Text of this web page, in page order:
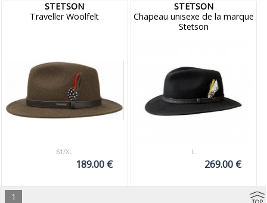
STETSON
Traveller Woolfelt
61/XL
189.00 €
STETSON
Chapeau unisexe de la marque
Stetson
L
269.00 €
1